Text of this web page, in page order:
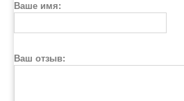
Ваше имя:
Ваш отзыв: